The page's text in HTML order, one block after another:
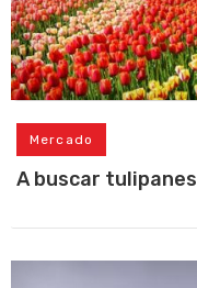
Mercado
A buscar tulipanes